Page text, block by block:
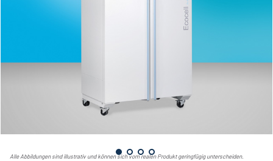
Alle Abbildungen sind illustrativ und können sich vom realen Produkt geringfügig unterscheiden.